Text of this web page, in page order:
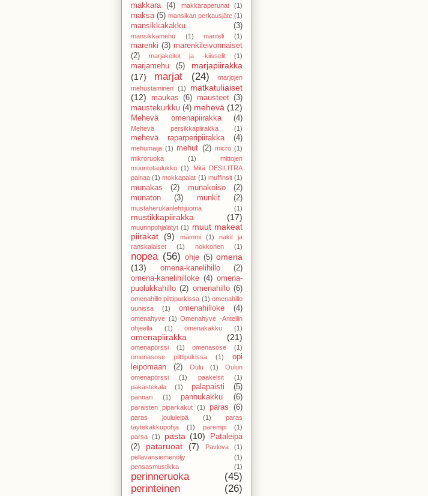
makkara (4) makkaraperunat (1)
maksa (5) mansikan perkausjäte (1)
mansikkakakku (3)
mansikkamehu (1) manteli (1)
marenki (3) marenkileivonnaiset
(2)
marjakeitot ja -kiisselit (1)
marjamehu (5)
marjapiirakka
(17)
marjat (24)
marjojen
mehustaminen (1)
matkatuliaiset
(12)
maukas (6) mausteet (3)
maustekurkku (4) mehevä (12)
Mehevä omenapiirakka (4)
Mehevä persikkapiirakka (1)
mehevä raparperipiirakka (4)
mehumaija (1) mehut (2) micro (1)
mikroruoka
(1)
mittojen
muuntotaulukko (1)
Mitä DESILITRA
painaa (1) mokkapalat (1) muffinsit (1)
munakas (2) munakoiso
(2)
munaton
(3) munkit (2)
mustaherukanlehtijuoma (1)
mustikkapiirakka (17)
muurinpohjalätyt (1) muut makeat
piirakat
(9) mämmi (1)
nakit ja
ranskalaiset
(1) nokkonen (1)
nopea (56) ohje (5) omena
(13)
omena-kanelihillo
(2)
omena-kanelihilloke (4) omena-
puolukkahillo (2) omenahillo (6)
omenahillo pilttipurkissa (1) omenahillo
uunissa
(1) omenahilloke (4)
omenahyve (1) Omenahyve -Antellin
ohjeella
(1) omenakakku (1)
omenapiirakka (21)
omenapörssi (1) omenasose
(1)
omenasose pilttipukissa
(1)
opi
leipomaan
(2) Oulu (1)
Oulun
omenapörssi
(1) paakelsit
(1)
pakastekala
(1) palapaisti (5)
pannari (1) pannukakku (6)
paraisten piparkakut (1) paras (6)
paras joululeipä (1)
paras
täytekakkupohja
(1) parempi
(1)
parsa (1) pasta (10)
Pataleipä
(2)
pataruoat (7) Pavlova
(1)
pellavansiemenöljy
(1)
pensasmustikka
(1)
perinneruoka
(45)
perinteinen
(26)